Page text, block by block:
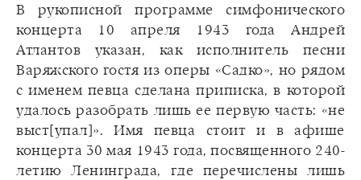
В рукописной программе симфонического
концерта 10 апреля 1943 года Андрей
Атлантов указан, как исполнитель песни
Варяжского гостя из оперы «Садко», но рядом
с именем певца сделана приписка, в которой
удалось разобрать лишь ее первую часть: «не
выст[упал]». Имя певца стоит и в афише
концерта 30 мая 1943 года, посвященного 240-
летию Ленинграда, где перечислены лишь